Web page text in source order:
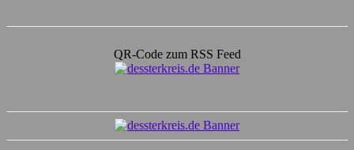
QR-Code zum RSS Feed